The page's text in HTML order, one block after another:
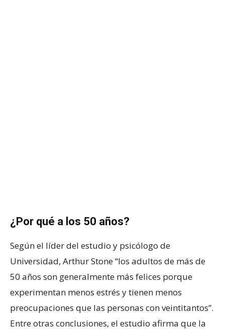
¿Por qué a los 50 años?
Según el líder del estudio y psicólogo de
Universidad, Arthur Stone “los adultos de más de
50 años son generalmente más felices porque
experimentan menos estrés y tienen menos
preocupaciones que las personas con veintitantos”.
Entre otras conclusiones, el estudio afirma que la